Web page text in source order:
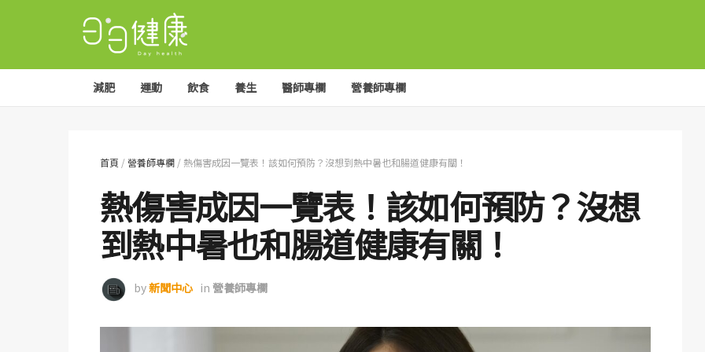
減肥 運動 飲食 養生 醫師專欄 營養師專欄
首頁 /營養師專欄 / 熱傷害成因一覽表！該如何預防？沒想到熱中暑也和腸道健康有關！
熱傷害成因一覽表！該如何預防？沒想
到熱中暑也和腸道健康有關！
by新聞中心 in 營養師專欄